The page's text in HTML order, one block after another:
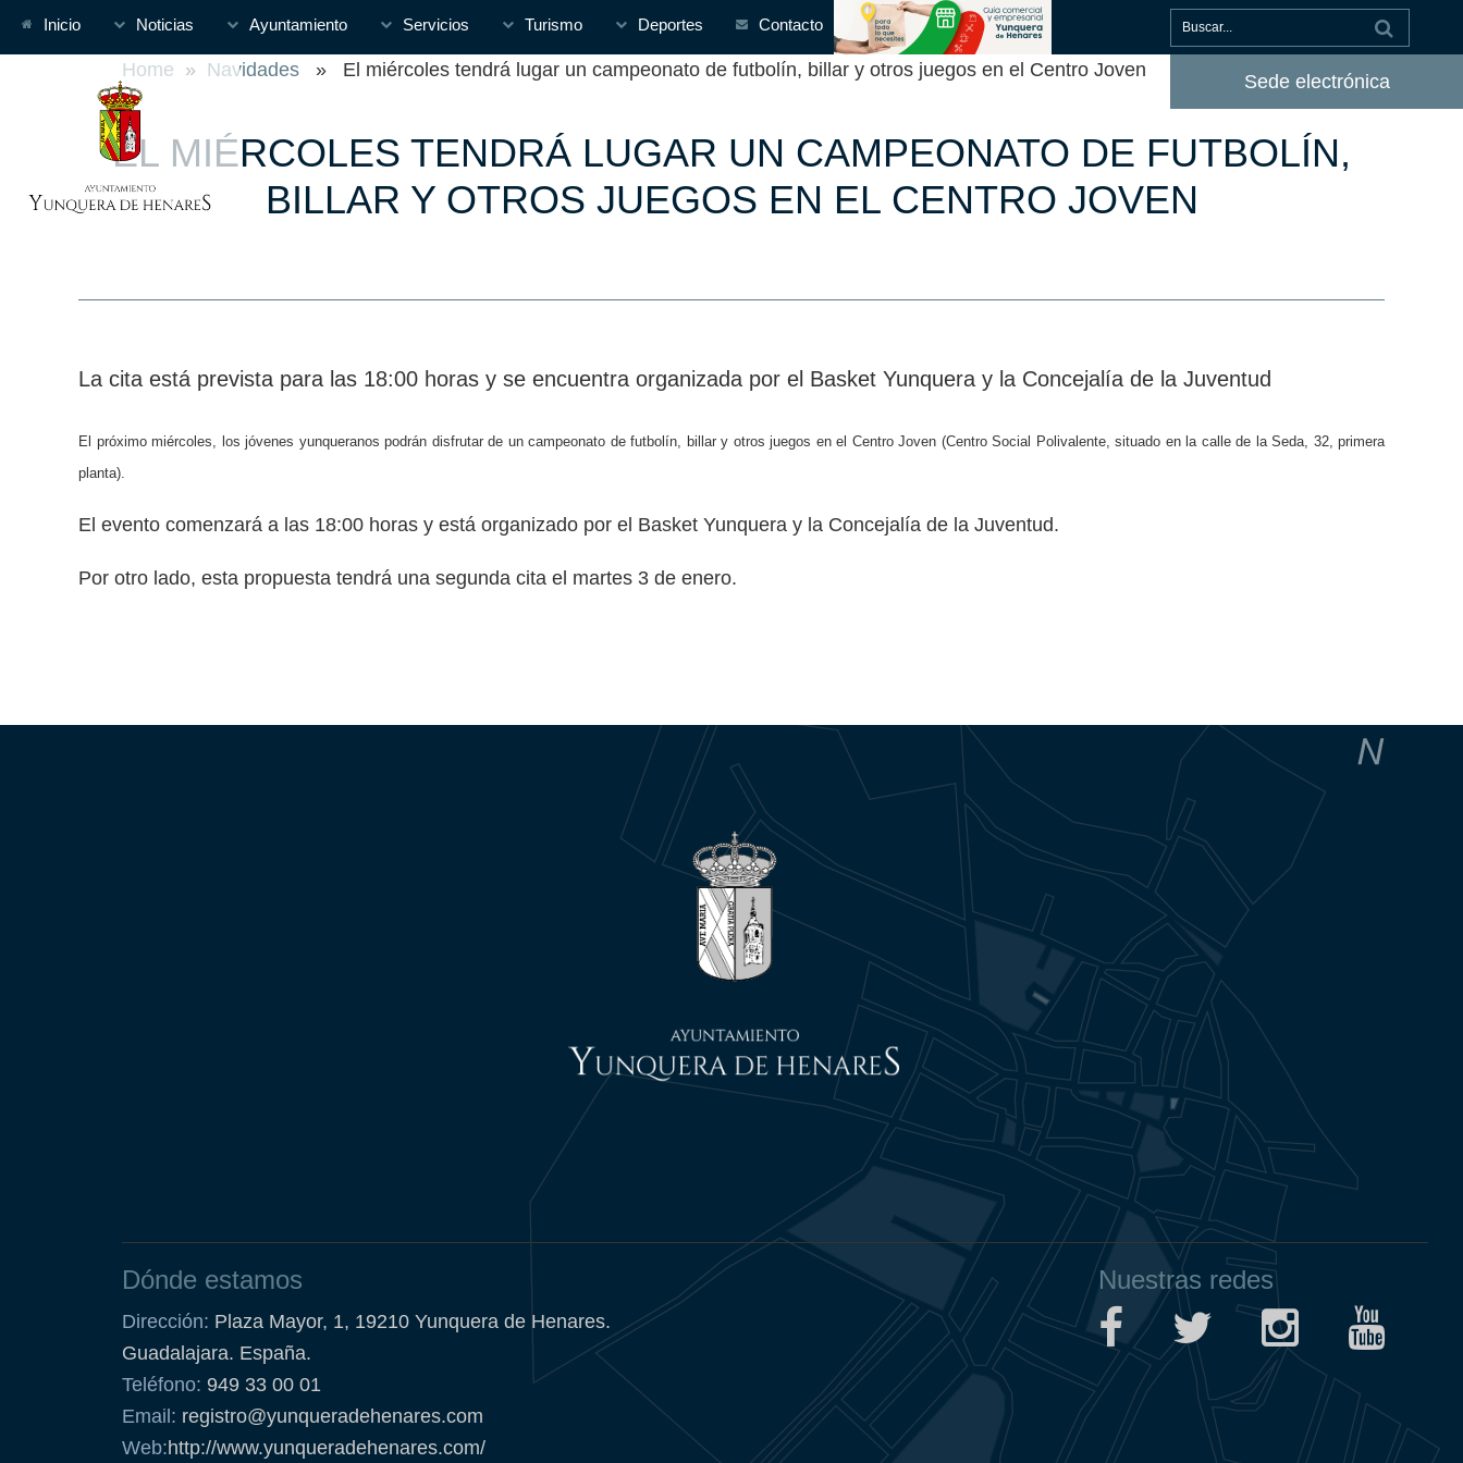
Inicio Noticias Ayuntamiento Servicios Turismo Deportes Contacto
Sede electrónica
Home » Navidades » El miércoles tendrá lugar un campeonato de futbolín, billar y otros juegos en el Centro Joven
EL MIÉRCOLES TENDRÁ LUGAR UN CAMPEONATO DE FUTBOLÍN,
BILLAR Y OTROS JUEGOS EN EL CENTRO JOVEN
La cita está prevista para las 18:00 horas y se encuentra organizada por el Basket Yunquera y la Concejalía de la Juventud
El próximo miércoles, los jóvenes yunqueranos podrán disfrutar de un campeonato de futbolín, billar y otros juegos en el Centro Joven (Centro Social Polivalente, situado en la calle de la Seda, 32, primera
planta).
El evento comenzará a las 18:00 horas y está organizado por el Basket Yunquera y la Concejalía de la Juventud.
Por otro lado, esta propuesta tendrá una segunda cita el martes 3 de enero.
Dónde estamos
Dirección: Plaza Mayor, 1, 19210 Yunquera de Henares.
Guadalajara. España.
Teléfono: 949 33 00 01
Email: registro@yunqueradehenares.com
Web:http://www.yunqueradehenares.com/
Nuestras redes